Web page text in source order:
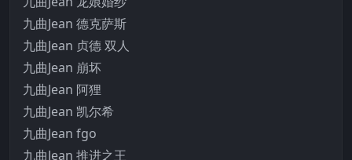
九曲Jean 德克萨斯
九曲Jean 贞德 双人
九曲Jean 崩坏
九曲Jean 阿狸
九曲Jean 凯尔希
九曲Jean fgo
九曲Jean 推进之王